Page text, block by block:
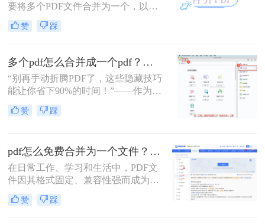
要将多个PDF文件合并为一个，以便
于查阅和管理。那么pdf怎么合并在一
个pdf里面呢？本文将介绍两种将多个
赞 踩
多个pdf怎么合并成一个pdf？小编亲测高效方法大公开！
“别再手动折腾PDF了，这些隐藏技巧
能让你省下90%的时间！”——作为从
事电脑办公软件测评多年的博主，小
编经常收到读者关于PDF合并的求
方法，帮你解决操作繁琐、安全隐忧
等核心困扰。那么多个pdf怎么合并成
一个pdf呢？本文基于真实测试和数
用技能。
赞 踩
pdf怎么免费合并为一个文件？五种免费合并方法详解！
在日常工作、学习和生活中，PDF文
件因其格式固定、兼容性强而成为文
档交换的主流格式。然而，我们经常
遇到需要将多个PDF文件合并为一个
赞 踩